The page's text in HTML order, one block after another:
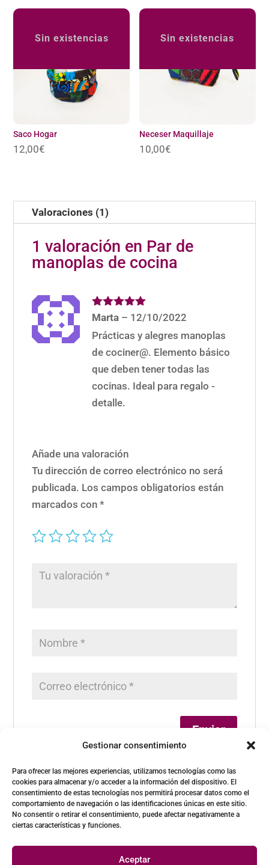
Gestionar consentimiento
Para ofrecer las mejores experiencias, utilizamos tecnologías como las
cookies para almacenar y/o acceder a la información del dispositivo. El
consentimiento de estas tecnologías nos permitirá procesar datos como el
comportamiento de navegación o las identificaciones únicas en este sitio.
No consentir o retirar el consentimiento, puede afectar negativamente a
ciertas características y funciones.
Aceptar
Saco Hogar
12,00€
Sin existencias
Neceser Maquillaje
10,00€
Sin existencias
Valoraciones (1)
1 valoración en Par de
manoplas de cocina
Valorado
Marta – 12/10/2022
Prácticas y alegres manoplas
de cociner@. Elemento básico
que deben tener todas las
cocinas. Ideal para regalo -
detalle.
Añade una valoración
Tu dirección de correo electrónico no será
publicada. Los campos obligatorios están
marcados con*